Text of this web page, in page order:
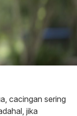
cacingan sering
jika